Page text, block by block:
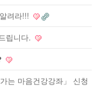
려라!!!
립니다.
는 마음건강강좌」 신청